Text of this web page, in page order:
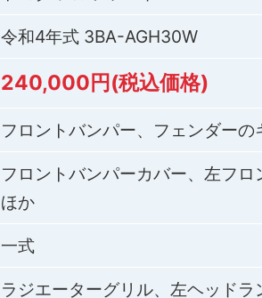
令和4年式 3BA-AGH30W
240,000円(税込価格)
フロントバンパー、フェンダーの
フロントバンパーカバー、左フ
ほか
一式
ラジエーターグリル、左ヘッドラ